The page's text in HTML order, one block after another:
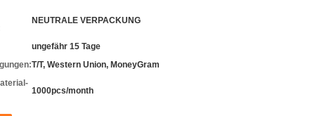
NEUTRALE VERPACKUNG
ungefähr 15 Tage
T/T, Western Union, MoneyGram
1000pcs/month